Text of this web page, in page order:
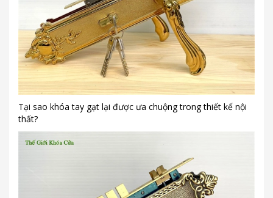
Tại sao khóa tay gạt lại được ưa chuộng trong thiết kế nội
thất?